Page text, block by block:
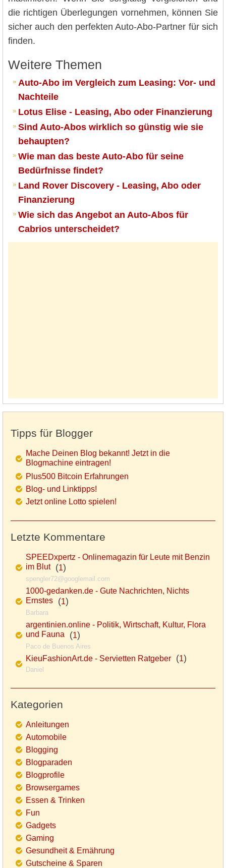
die richtigen Überlegungen vornehmen, können Sie
sicher auch den perfekten Auto-Abo-Partner für sich
finden.
Weitere Themen
Auto-Abo im Vergleich zum Leasing: Vor- und
Nachteile
Lotus Elise - Leasing, Abo oder Finanzierung
Sind Auto-Abos wirklich so günstig wie sie
behaupten?
Wie man das beste Auto-Abo für seine
Bedürfnisse findet?
Land Rover Discovery - Leasing, Abo oder
Finanzierung
Wie sich das Angebot an Auto-Abos für
Cabrios unterscheidet?
Tipps für Blogger
Mache Deinen Blog bekannt! Jetzt in die
Blogmachine eintragen!
Plus500 Bitcoin Erfahrungen
Blog- und Linktipps!
Jetzt online Lotto spielen!
Letzte Kommentare
SPEEDxpertz - Onlinemagazin für Leute mit Benzin
im Blut(1)
spengler72@googlemail.com
1000-gedanken.de - Gute Nachrichten, Nichts
Ernstes (1)
Barbara
argentinien.online - Politik, Wirtschaft, Kultur, Flora
und Fauna (1)
Paco de Buenos Aires
KieuFashionArt.de - Servietten Ratgeber (1)
Daniel
Kategorien
Anleitungen
Automobile
Blogging
Blogparaden
Blogprofile
Browsergames
Essen & Trinken
Fun
Gadgets
Gaming
Gesundheit & Ernährung
Gutscheine & Sparen